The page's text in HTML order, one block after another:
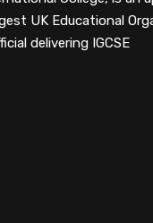
UK Educational
delivering IGCSE